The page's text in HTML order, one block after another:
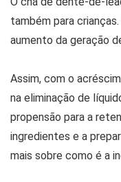
também para
aumento da geração
Assim, com o
na eliminação de
propensão para a
ingredientes e a
mais sobre como é a